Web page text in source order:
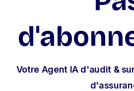
Votre Agent IA d'audit &